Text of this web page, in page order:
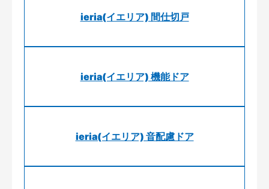
ieria(イエリア) 間仕切戸
ieria(イエリア) 機能ドア
ieria(イエリア) 音配慮ドア